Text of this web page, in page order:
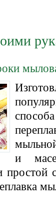
и
простой